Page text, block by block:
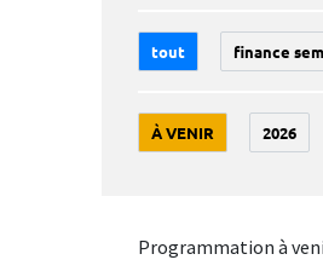
tout finance
À VENIR 2026
Programmation à